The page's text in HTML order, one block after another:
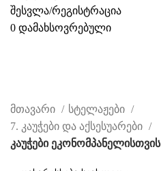
შესვლა/რეგისტრაცია
0 დამახსოვრებული
CATEGORIES
მთავარი
სტელაჟები
7. კაუჭები და აქსესუარები
კაუჭები ეკონომპანელისთვის